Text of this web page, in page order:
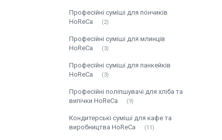
Професійні суміші для пончиків
HoReCa
2
Професійні суміші для млинців
HoReCa
3
Професійні суміші для панкейків
HoReCa
3
Професійні поліпшувачі для хліба та
випічки HoReCa
9
Кондитерські суміші для кафе та
виробництва HoReCa
11